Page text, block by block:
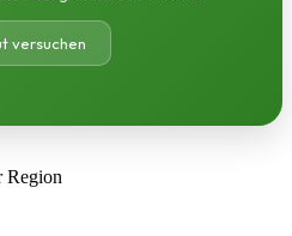
versuchen
Region